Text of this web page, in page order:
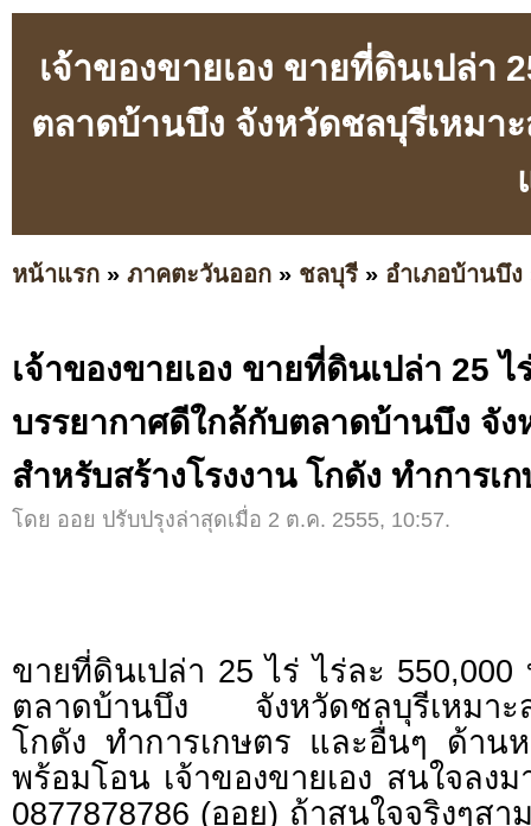
เจ้าของขายเอง ขายที่ดินเปล่า
ตลาดบ้านบึง จังหวัดชลบุรีเหมา
หน้าแรก » ภาคตะวันออก » ชลบุรี » อำเภอบ้านบึง
เจ้าของขายเอง ขายที่ดินเปล่า 25 ไ
บรรยากาศดีใกล้กับตลาดบ้านบึง จัง
สำหรับสร้างโรงงาน โกดัง ทำการเ
โดย ออย ปรับปรุงล่าสุดเมื่อ 2 ต.ค. 2555, 10:57.
ขายที่ดินเปล่า 25 ไร่ ไร่ละ 550,000
ตลาดบ้านบึง จังหวัดชลบุรีเหมาะส
โกดัง ทำการเกษตร และอื่นๆ ด้าน
พร้อมโอน เจ้าของขายเอง สนใจลง
0877878786 (ออย) ถ้าสนใจจริงๆสา